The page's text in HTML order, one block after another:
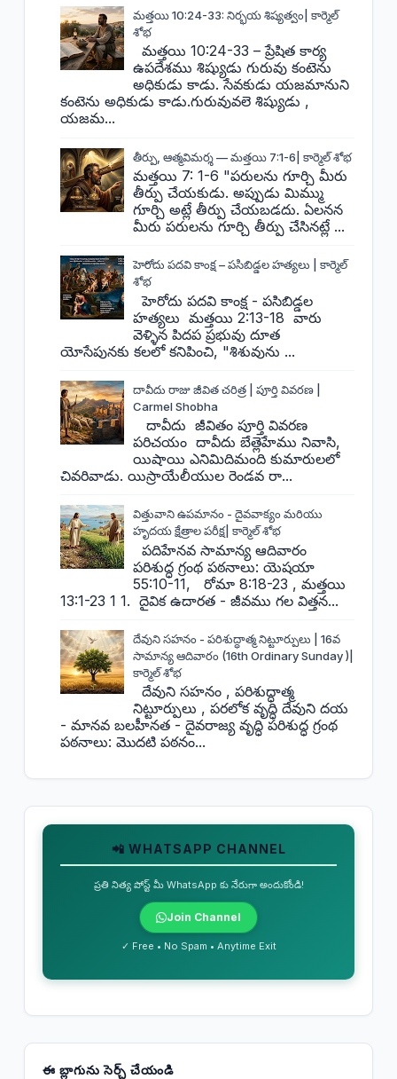
మత్తయి 10:24-33: నిర్భయ శిష్యత్వం| కార్మెల్
శోభ
మత్తయి 10:24-33 – ప్రేషిత కార్య
ఉపదేశము శిష్యుడు గురువు కంటెను
అధికుడు కాడు. సేవకుడు యజమానుని
కంటెను అధికుడు కాడు.గురువువలె శిష్యుడు ,
యజమ...
తీర్పు, ఆత్మవిమర్శ — మత్తయి 7:1-6| కార్మెల్ శోభ
మత్తయి 7: 1-6 "పరులను గూర్చి మీరు
తీర్పు చేయకుడు. అప్పుడు మిమ్ము
గూర్చి అట్లే తీర్పు చేయబడదు. ఏలనన
మీరు పరులను గూర్చి తీర్పు చేసినట్లే ...
హెరోదు పదవి కాంక్ష – పసిబిడ్డల హత్యలు | కార్మెల్
శోభ
హెరోదు పదవి కాంక్ష - పసిబిడ్డల
హత్యలు మత్తయి 2:13-18 వారు
వెళ్ళిన పిదప ప్రభువు దూత
యోసేపునకు కలలో కనిపించి, "శిశువును ...
దావీదు రాజు జీవిత చరిత్ర | పూర్తి వివరణ |
Carmel Shobha
దావీదు జీవితం పూర్తి వివరణ
పరిచయం దావీదు బేత్లెహేము నివాసి,
యిషాయి ఎనిమిదిమంది కుమారులలో
చివరివాడు. యిస్రాయేలీయుల రెండవ రా...
విత్తువాని ఉపమానం - దైవవాక్యం మరియు
హృదయ క్షేత్రాల పరీక్ష| కార్మెల్ శోభ
పదిహేనవ సామాన్య ఆదివారం
పరిశుద్ధ గ్రంథ పఠనాలు: యెషయా
55:10-11, రోమా 8:18-23 , మత్తయి
13:1-23 1 1. దైవిక ఉదారత - జీవము గల విత్తన...
దేవుని సహనం - పరిశుద్ధాత్మ నిట్టూర్పులు | 16వ
సామాన్య ఆదివారం (16th Ordinary Sunday )|
కార్మెల్ శోభ
దేవుని సహనం , పరిశుద్ధాత్మ
నిట్టూర్పులు , పరలోక వృద్ధి దేవుని దయ
- మానవ బలహీనత - దైవరాజ్య వృద్ధి పరిశుద్ధ గ్రంథ
పఠనాలు: మొదటి పఠనం...
📲 WHATSAPP CHANNEL
ప్రతి నిత్య పోస్ట్ మీ WhatsApp కు నేరుగా అందుకోండి!
Join Channel
✓ Free • No Spam • Anytime Exit
ఈ బ్లాగును సెర్చ్ చేయండి